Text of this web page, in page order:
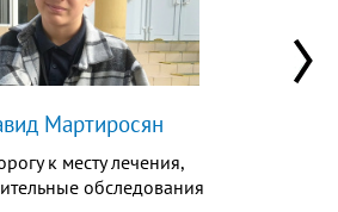
Мартиросян
к месту лечения,
обследования